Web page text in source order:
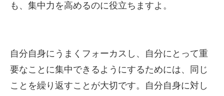
も、集中力を高めるのに役立ちますよ。
自分自身にうまくフォーカスし、自分にとって重
要なことに集中できるようにするためには、同じ
ことを繰り返すことが大切です。自分自身に対し